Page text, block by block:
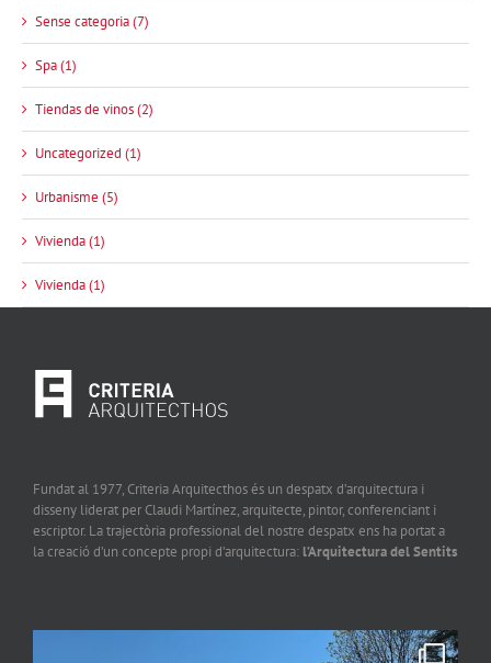
Sense categoria (7)
Spa (1)
Tiendas de vinos (2)
Uncategorized (1)
Urbanisme (5)
Vivienda (1)
Vivienda (1)
Fundat al 1977, Criteria Arquitecthos és un despatx d’arquitectura i
disseny liderat per Claudi Martínez, arquitecte, pintor, conferenciant i
escriptor. La trajectòria professional del nostre despatx ens ha portat a
la creació d’un concepte propi d’arquitectura: l’Arquitectura del Sentits